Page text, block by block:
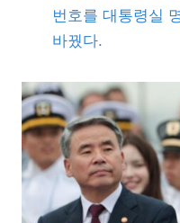
번호를 대통령실
바꿨다.